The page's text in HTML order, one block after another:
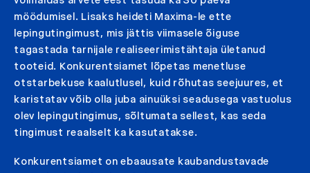
möödumisel. Lisaks heideti Maxima-le ette
lepingutingimust, mis jättis viimasele õiguse
tagastada tarnijale realiseerimistähtaja ületanud
tooteid. Konkurentsiamet lõpetas menetluse
otstarbekuse kaalutlusel, kuid rõhutas seejuures, et
karistatav võib olla juba ainuüksi seadusega vastuolus
olev lepingutingimus, sõltumata sellest, kas seda
tingimust reaalselt ka kasutatakse.
Konkurentsiamet on ebaausate kaubandustavade